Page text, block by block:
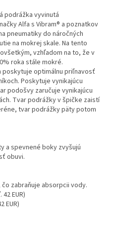
podrážka vyvinutá
Alfa s Vibram® a poznatkov
pneumatiky do náročných
na mokrej skale. Na tento
vzhľadom na to, že v
roka stále mokré.
poskytuje optimálnu priľnavosť
Poskytuje vynikajúcu
podošvy zaručuje vynikajúcu
Tvar podrážky v špičke zaistí
tvar podrážky päty potom
a spevnené boky zvyšujú
obuvi.
zabraňuje absorpcii vody.
EUR)
EUR)